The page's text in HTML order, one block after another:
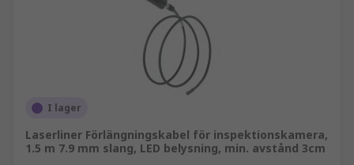
I lager
Laserliner Förlängningskabel för inspektionskamera,
1.5 m 7.9 mm slang, LED belysning, min. avstånd 3cm